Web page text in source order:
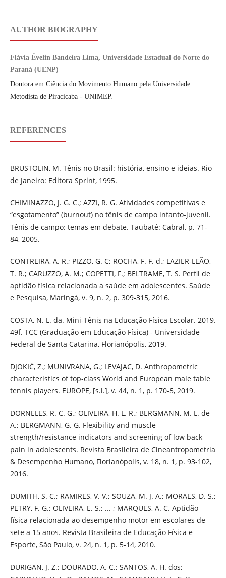
AUTHOR BIOGRAPHY
Flávia Évelin Bandeira Lima, Universidade Estadual do Norte do
Paraná (UENP)
Doutora em Ciência do Movimento Humano pela Universidade
Metodista de Piracicaba - UNIMEP.
REFERENCES
BRUSTOLIN, M. Tênis no Brasil: história, ensino e ideias. Rio
de Janeiro: Editora Sprint, 1995.
CHIMINAZZO, J. G. C.; AZZI, R. G. Atividades competitivas e
“esgotamento” (burnout) no tênis de campo infanto-juvenil.
Tênis de campo: temas em debate. Taubaté: Cabral, p. 71-
84, 2005.
CONTREIRA, A. R.; PIZZO, G. C; ROCHA, F. F. d.; LAZIER-LEÃO,
T. R.; CARUZZO, A. M.; COPETTI, F.; BELTRAME, T. S. Perfil de
aptidão física relacionada a saúde em adolescentes. Saúde
e Pesquisa, Maringá, v. 9, n. 2, p. 309-315, 2016.
COSTA, N. L. da. Mini-Tênis na Educação Física Escolar. 2019.
49f. TCC (Graduação em Educação Física) - Universidade
Federal de Santa Catarina, Florianópolis, 2019.
DJOKIĆ, Z.; MUNIVRANA, G.; LEVAJAC, D. Anthropometric
characteristics of top-class World and European male table
tennis players. EUROPE, [s.l.], v. 44, n. 1, p. 170-5, 2019.
DORNELES, R. C. G.; OLIVEIRA, H. L. R.; BERGMANN, M. L. de
A.; BERGMANN, G. G. Flexibility and muscle
strength/resistance indicators and screening of low back
pain in adolescents. Revista Brasileira de Cineantropometria
& Desempenho Humano, Florianópolis, v. 18, n. 1, p. 93-102,
2016.
DUMITH, S. C.; RAMIRES, V. V.; SOUZA, M. J. A.; MORAES, D. S.;
PETRY, F. G.; OLIVEIRA, E. S.; ... ; MARQUES, A. C. Aptidão
física relacionada ao desempenho motor em escolares de
sete a 15 anos. Revista Brasileira de Educação Física e
Esporte, São Paulo, v. 24, n. 1, p. 5-14, 2010.
DURIGAN, J. Z.; DOURADO, A. C.; SANTOS, A. H. dos;